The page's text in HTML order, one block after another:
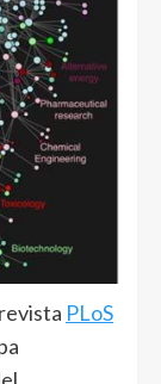
PLoS